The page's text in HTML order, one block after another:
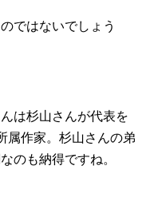
ではないでしょう
は杉山さんが代表を
属作家。杉山さんの弟
のも納得ですね。